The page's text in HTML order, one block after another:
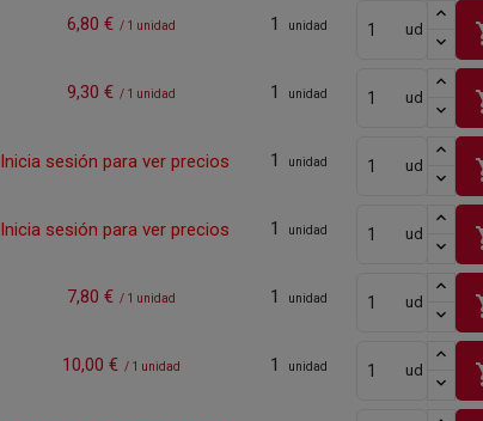
6,80 € / 1 unidad 1 unidad ud
9,30 € / 1 unidad 1 unidad ud
Inicia sesión para ver precios 1 unidad ud
Inicia sesión para ver precios 1 unidad ud
7,80 € / 1 unidad 1 unidad ud
10,00 € / 1 unidad 1 unidad ud